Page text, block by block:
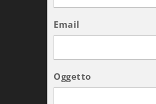
Email
Oggetto